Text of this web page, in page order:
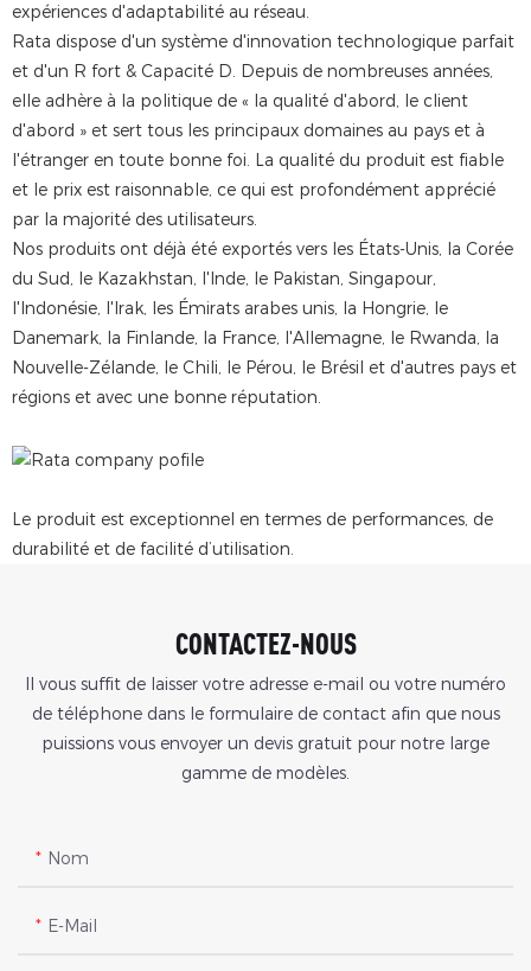
expériences d'adaptabilité au réseau.
Rata dispose d'un système d'innovation technologique parfait
et d'un R fort & Capacité D. Depuis de nombreuses années,
elle adhère à la politique de « la qualité d'abord, le client
d'abord » et sert tous les principaux domaines au pays et à
l'étranger en toute bonne foi. La qualité du produit est fiable
et le prix est raisonnable, ce qui est profondément apprécié
par la majorité des utilisateurs.
Nos produits ont déjà été exportés vers les États-Unis, la Corée
du Sud, le Kazakhstan, l'Inde, le Pakistan, Singapour,
l'Indonésie, l'Irak, les Émirats arabes unis, la Hongrie, le
Danemark, la Finlande, la France, l'Allemagne, le Rwanda, la
Nouvelle-Zélande, le Chili, le Pérou, le Brésil et d'autres pays et
régions et avec une bonne réputation.
Le produit est exceptionnel en termes de performances, de
durabilité et de facilité d’utilisation.
CONTACTEZ-NOUS
Il vous suffit de laisser votre adresse e-mail ou votre numéro
de téléphone dans le formulaire de contact afin que nous
puissions vous envoyer un devis gratuit pour notre large
gamme de modèles.
Nom
E-Mail